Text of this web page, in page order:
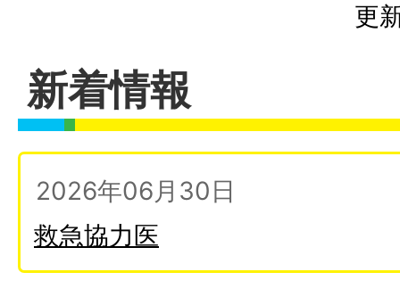
更
新着情報
2026年06月30日
救急協力医